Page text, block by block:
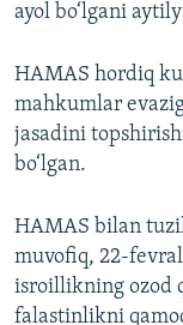
ayol bo‘lgani
HAMAS hordiq
mahkumlar
jasadini
bo‘lgan.
HAMAS bilan
muvofiq, 22-
isroillikning ozod
falastinlikni